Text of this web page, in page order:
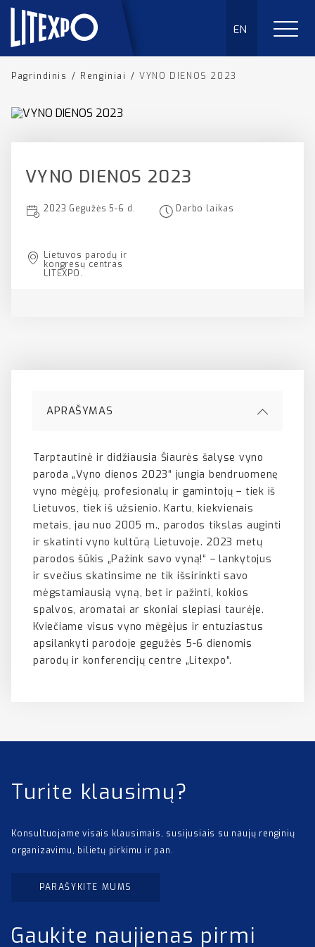
EN
Pagrindinis / Renginiai / VYNO DIENOS 2023
VYNO DIENOS 2023
2023 Gegužės 5-6 d. Darbo laikas
Lietuvos parodų ir
kongresų centras
LITEXPO.
APRAŠYMAS
Tarptautinė ir didžiausia Šiaurės šalyse vyno
paroda „Vyno dienos 2023“ jungia bendruomenę
vyno mėgėjų, profesionalų ir gamintojų – tiek iš
Lietuvos, tiek iš užsienio. Kartu, kiekvienais
metais, jau nuo 2005 m., parodos tikslas auginti
ir skatinti vyno kultūrą Lietuvoje. 2023 metų
parodos šūkis „Pažink savo vyną!“ – lankytojus
ir svečius skatinsime ne tik išsirinkti savo
mėgstamiausią vyną, bet ir pažinti, kokios
spalvos, aromatai ar skoniai slepiasi taurėje.
Kviečiame visus vyno mėgėjus ir entuziastus
apsilankyti parodoje gegužės 5-6 dienomis
parodų ir konferencijų centre „Litexpo“.
Turite klausimų?
Konsultuojame visais klausimais, susijusiais su naujų renginių
organizavimu, bilietų pirkimu ir pan.
PARAŠYKITE MUMS
Gaukite naujienas pirmi